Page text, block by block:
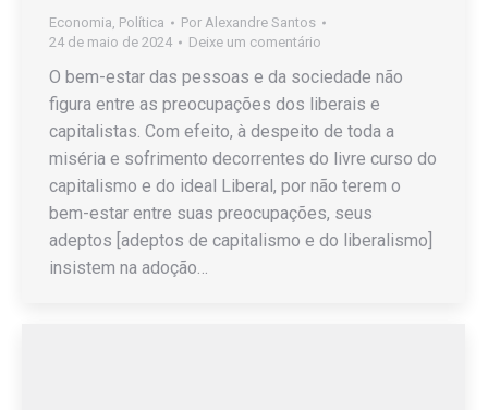
Economia Política Por Alexandre Santos
24 de maio de 2024
Deixe um comentário
O bem-estar das pessoas e da sociedade não
figura entre as preocupações dos liberais e
capitalistas. Com efeito, à despeito de toda a
miséria e sofrimento decorrentes do livre curso do
capitalismo e do ideal Liberal, por não terem o
bem-estar entre suas preocupações, seus
adeptos [adeptos de capitalismo e do liberalismo]
insistem na adoção…